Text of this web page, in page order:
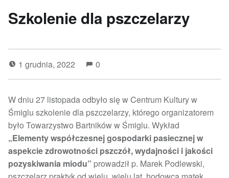
Szkolenie dla pszczelarzy
1 grudnia, 2022 0
W dniu 27 listopada odbyło się w Centrum Kultury w
Śmiglu szkolenie dla pszczelarzy, którego organizatorem
było Towarzystwo Bartników w Śmiglu. Wykład
„Elementy współczesnej gospodarki pasiecznej w
aspekcie zdrowotności pszczół, wydajności i jakości
pozyskiwania miodu” prowadził p. Marek Podlewski,